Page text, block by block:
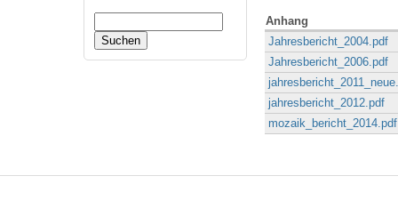
Anhang
Jahresbericht_2004.pdf
Jahresbericht_2006.pdf
jahresbericht_2012.pdf
mozaik_bericht_2014.pdf